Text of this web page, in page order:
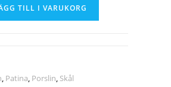
TILL I VARUKORG
, Patina, Porslin, Skål